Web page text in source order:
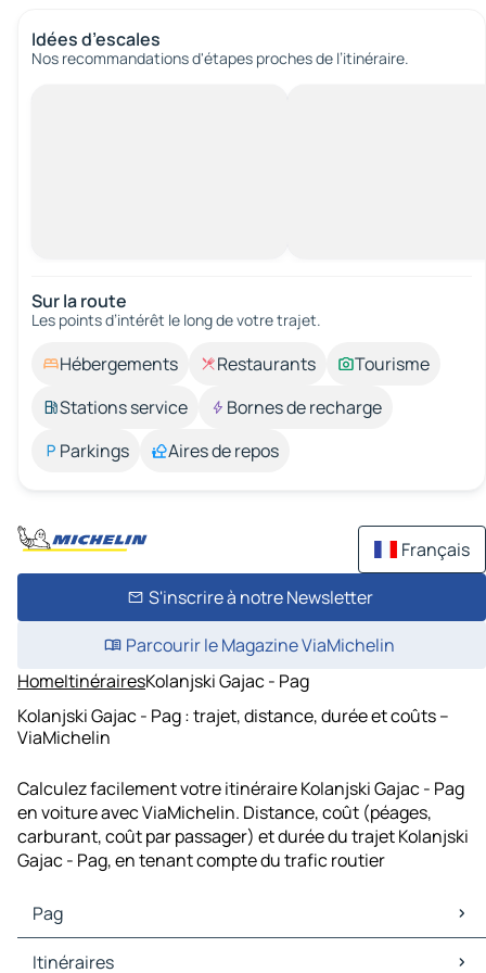
Idées d’escales
Nos recommandations d'étapes proches de l’itinéraire.
Sur la route
Les points d’intérêt le long de votre trajet.
Hébergements Restaurants
Tourisme
Stations service
Bornes de recharge
Parkings
Aires de repos
Français
S'inscrire à notre Newsletter
Parcourir le Magazine ViaMichelin
HomeItinérairesKolanjski Gajac - Pag
Kolanjski Gajac - Pag : trajet, distance, durée et coûts –
ViaMichelin
Calculez facilement votre itinéraire Kolanjski Gajac - Pag
en voiture avec ViaMichelin. Distance, coût (péages,
carburant, coût par passager) et durée du trajet Kolanjski
Gajac - Pag, en tenant compte du trafic routier
Pag
Pag Cartes et plans
Itinéraires